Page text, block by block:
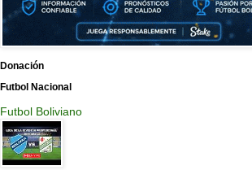
Donación
Futbol Nacional
Futbol Boliviano